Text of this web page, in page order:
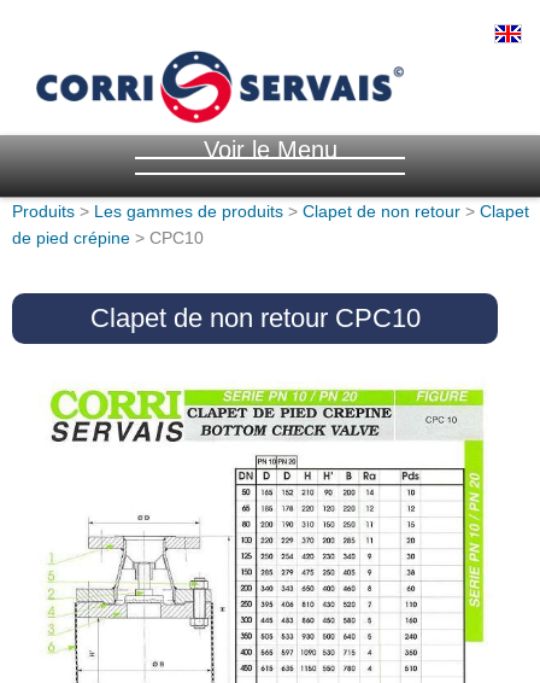
Voir le Menu
Produits > Les gammes de produits > Clapet de non retour > Clapet
de pied crépine > CPC10
Clapet de non retour CPC10